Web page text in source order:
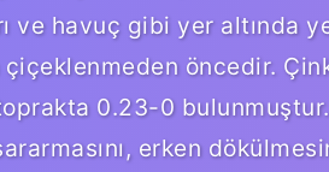
ve havuç gibi yer altında
öncedir.
0.23-0
erken